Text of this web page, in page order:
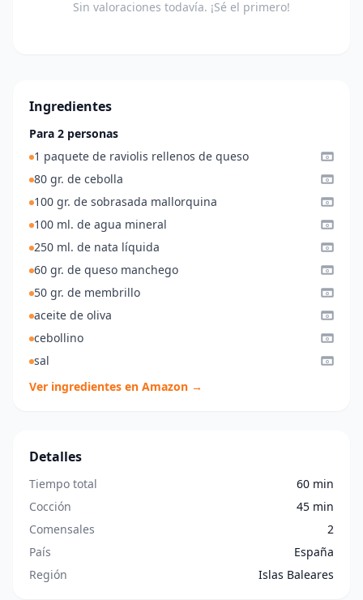
Sin valoraciones todavía. ¡Sé el primero!
Ingredientes
Para 2 personas
1 paquete de raviolis rellenos de queso
80 gr. de cebolla
100 gr. de sobrasada mallorquina
100 ml. de agua mineral
250 ml. de nata líquida
60 gr. de queso manchego
50 gr. de membrillo
aceite de oliva
cebollino
sal
Ver ingredientes en Amazon →
Detalles
Tiempo total
60 min
Cocción
45 min
Comensales
2
País
España
Región
Islas Baleares